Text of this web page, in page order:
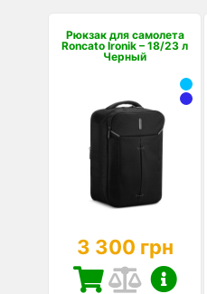
Рюкзак для самолета
Roncato Ironik – 18/23 л
Черный
3 300 грн